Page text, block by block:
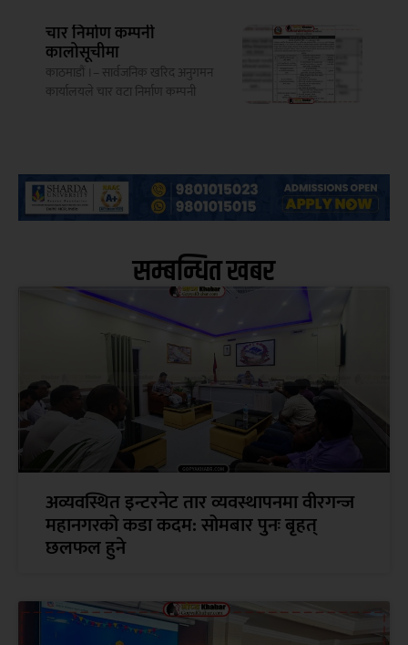
चार निर्माण कम्पनी
कालोसूचीमा
काठमाडौं ।– सार्वजनिक खरिद अनुगमन
कार्यालयले चार वटा निर्माण कम्पनी
सम्बन्धित खबर
अव्यवस्थित इन्टरनेट तार व्यवस्थापनमा वीरगन्ज
महानगरको कडा कदम: सोमबार पुनः बृहत्
छलफल हुने